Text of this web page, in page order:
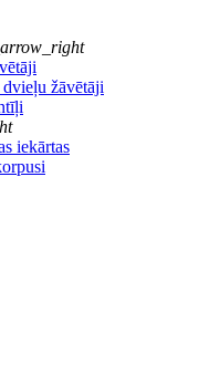
dvieļu žāvētāji
iekārtas